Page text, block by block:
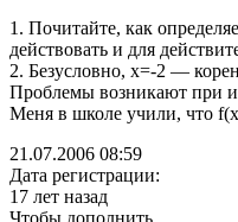
1. Почитайте, как
действовать и для
2. Безусловно, x=-2 —
Проблемы возникают при
Меня в школе учили, что
21.07.2006 08:59
Дата регистрации:
17 лет назад
Чтобы дополнить